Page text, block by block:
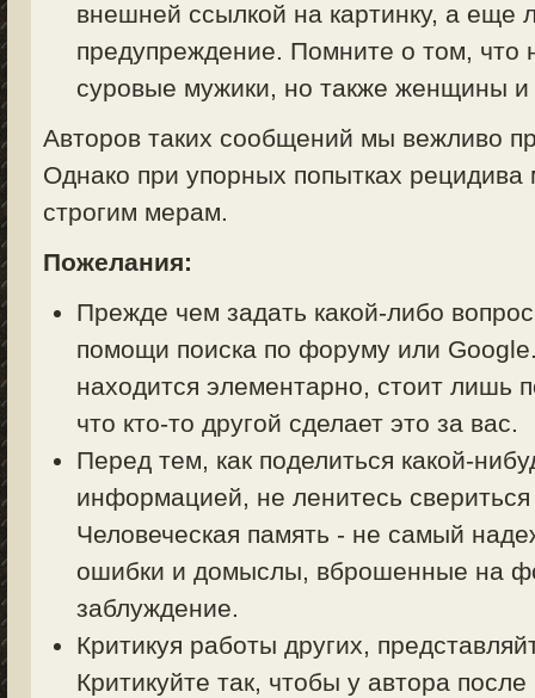
внешней ссылкой на картинку, а еще
предупреждение. Помните о том, что
суровые мужики, но также женщины и
Авторов таких сообщений мы вежливо
Однако при упорных попытках
строгим мерам.
Пожелания:
Прежде чем задать какой-либо
помощи поиска по форуму или
находится элементарно, стоит лишь
что кто-то другой сделает это за вас.
Перед тем, как поделиться какой-
информацией, не ленитесь
Человеческая память - не самый
ошибки и домыслы, вброшенные на
заблуждение.
Критикуя работы других,
Критикуйте так, чтобы у автора